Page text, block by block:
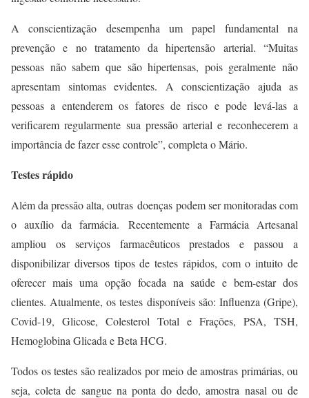
A conscientização desempenha um papel fundamental na
prevenção e no tratamento da hipertensão arterial. “Muitas
pessoas não sabem que são hipertensas, pois geralmente não
apresentam sintomas evidentes. A conscientização ajuda as
pessoas a entenderem os fatores de risco e pode levá-las a
verificarem regularmente sua pressão arterial e reconhecerem a
importância de fazer esse controle”, completa o Mário.
Testes rápido
Além da pressão alta, outras doenças podem ser monitoradas com
o auxílio da farmácia. Recentemente a Farmácia Artesanal
ampliou os serviços farmacêuticos prestados e passou a
disponibilizar diversos tipos de testes rápidos, com o intuito de
oferecer mais uma opção focada na saúde e bem-estar dos
clientes. Atualmente, os testes disponíveis são: Influenza (Gripe),
Covid-19, Glicose, Colesterol Total e Frações, PSA, TSH,
Hemoglobina Glicada e Beta HCG.
Todos os testes são realizados por meio de amostras primárias, ou
seja, coleta de sangue na ponta do dedo, amostra nasal ou de